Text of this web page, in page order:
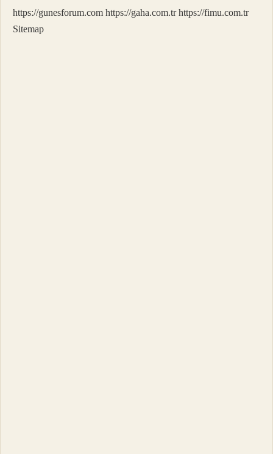
https://gunesforum.com https://gaha.com.tr https://fimu.com.tr
Sitemap